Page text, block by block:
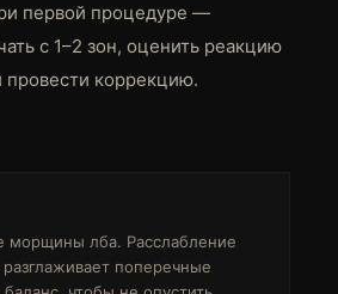
первой процедуре —
с 1–2 зон, оценить реакцию
провести коррекцию.
морщины лба. Расслабление
поперечные